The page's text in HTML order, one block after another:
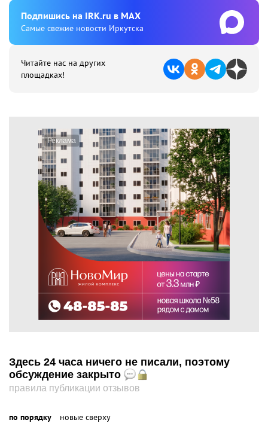
Подпишиcь на IRK.ru в MAX
Cамые свежие новости Иркутска
Читайте нас на других
площадках!
Здесь 24 часа ничего не писали, поэтому
обсуждение закрыто
правила публикации отзывов
по порядку новые сверху